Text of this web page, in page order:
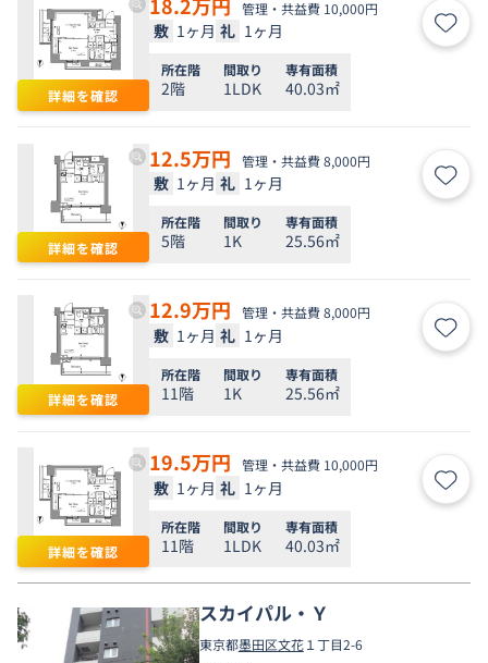
詳細を確認
管理・共益費 10,000円
敷 1ヶ月 礼 1ヶ月 お気
所在階
2階
間取り
1LDK
専有面積
40.03㎡
詳細を確認
12.5万円 管理・共益費 8,000円
敷 1ヶ月 礼 1ヶ月 お気
所在階
5階
間取り
1K
専有面積
25.56㎡
詳細を確認
12.9万円 管理・共益費 8,000円
敷 1ヶ月 礼 1ヶ月 お気
所在階
11階
間取り
1K
専有面積
25.56㎡
詳細を確認
19.5万円 管理・共益費 10,000円
敷 1ヶ月 礼 1ヶ月 お気
所在階
11階
間取り
1LDK
専有面積
40.03㎡
スカイパル・Ｙ
東京都墨田区文花１丁目2-6